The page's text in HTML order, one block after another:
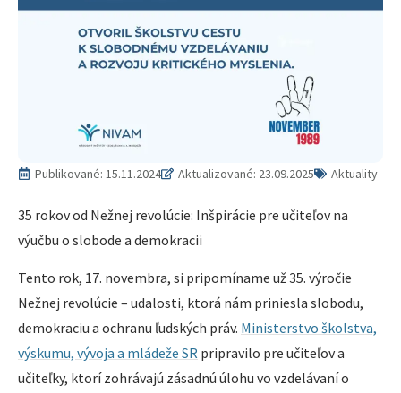
Publikované: 15.11.2024 Aktualizované: 23.09.2025 Aktuality
35 rokov od Nežnej revolúcie: Inšpirácie pre učiteľov na
výučbu o slobode a demokracii
Tento rok, 17. novembra, si pripomíname už 35. výročie
Nežnej revolúcie – udalosti, ktorá nám priniesla slobodu,
demokraciu a ochranu ľudských práv. Ministerstvo školstva,
výskumu, vývoja a mládeže SR pripravilo pre učiteľov a
učiteľky, ktorí zohrávajú zásadnú úlohu vo vzdelávaní o